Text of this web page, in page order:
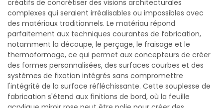
créatifs de concrétiser des visions architecturales
complexes qui seraient irréalisables ou impossibles avec
des matériaux traditionnels. Le matériau répond
parfaitement aux techniques courantes de fabrication,
notamment la découpe, le perçage, le fraisage et le
thermoformage, ce qui permet aux concepteurs de créer
des formes personnalisées, des surfaces courbes et des
systèmes de fixation intégrés sans compromettre
l'intégrité de la surface réfléchissante. Cette souplesse de
fabrication s'étend aux finitions de bord, où la feuille